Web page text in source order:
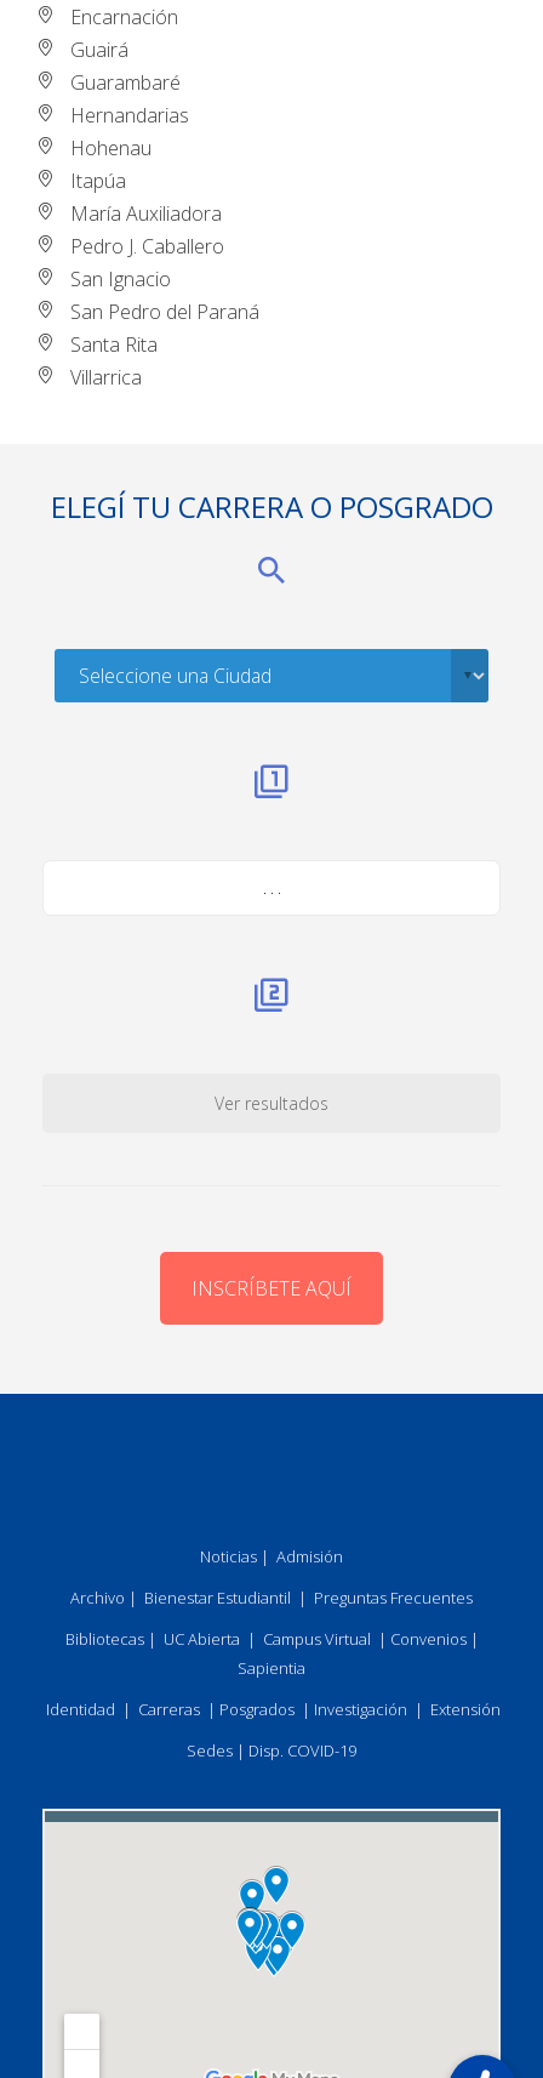
Encarnación
Guairá
Guarambaré
Hernandarias
Hohenau
Itapúa
María Auxiliadora
Pedro J. Caballero
San Ignacio
San Pedro del Paraná
Santa Rita
Villarrica
ELEGÍ TU CARRERA O POSGRADO
. . .
Ver resultados
INSCRÍBETE AQUÍ
Noticias | Admisión
Archivo | Bienestar Estudiantil | Preguntas Frecuentes
Bibliotecas| UC Abierta | Campus Virtual | Convenios|
Sapientia
Identidad | Carreras | Posgrados | Investigación | Extensión
Sedes | Disp. COVID-19